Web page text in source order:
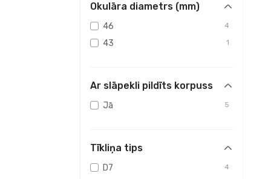
Okulāra diametrs (mm)
46 4
43 1
Ar slāpekli pildīts korpuss
Jā 5
Tīkliņa tips
D7 4